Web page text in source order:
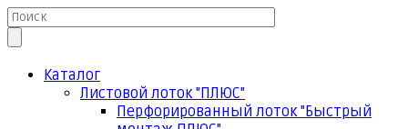
Каталог
Листовой лоток "ПЛЮС"
Перфорированный лоток "Быстрый